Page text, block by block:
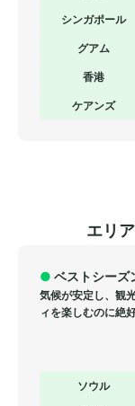
シンガポール
グアム
香港
ケアンズ
エリ
● ベストシーズ
気候が安定し、観
ィを楽しむのに絶
ソウル